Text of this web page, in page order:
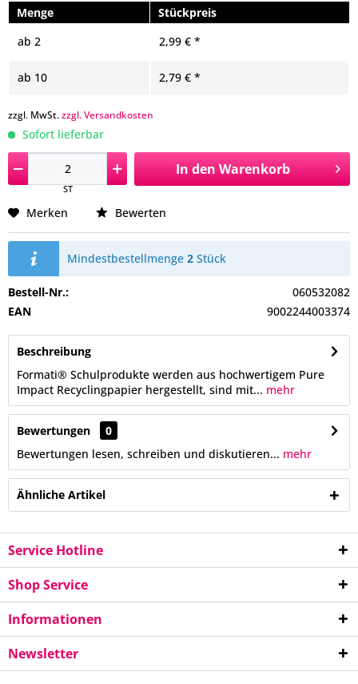
Menge
Stückpreis
ab 2 2,99 € *
ab 10 2,79 € *
zzgl. MwSt.zzgl. Versandkosten
Sofort lieferbar
ST
In den Warenkorb
Merken Bewerten
Mindestbestellmenge2 Stück
Bestell-Nr.:
060532082
EAN
9002244003374
Beschreibung
Formati® Schulprodukte werden aus hochwertigem Pure
Impact Recyclingpapier hergestellt, sind mit... mehr
Bewertungen
0
Bewertungen lesen, schreiben und diskutieren... mehr
Ähnliche Artikel
Service Hotline
Shop Service
Informationen
Newsletter